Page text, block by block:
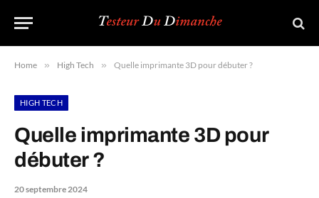
Home » High Tech » Quelle imprimante 3D pour débuter ?
HIGH TECH
Quelle imprimante 3D pour
débuter ?
20 septembre 2024